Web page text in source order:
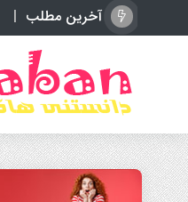
آخرین مطلب